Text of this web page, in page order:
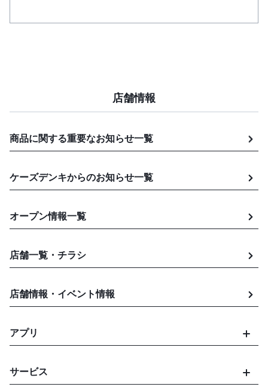
店舗情報
商品に関する重要なお知らせ一覧
ケーズデンキからのお知らせ一覧
オープン情報一覧
店舗一覧・チラシ
店舗情報・イベント情報
アプリ
サービス